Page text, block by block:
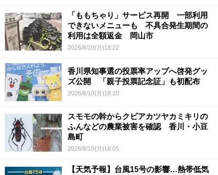
「ももちゃり」サービス再開 一部利用
できないメニューも 不具合発生期間の
利用は全額返金 岡山市
2026/8/10(月)18:22
香川県知事選の投票率アップへ啓発グッ
ズ公開 「親子投票記念証」も初配布
2026/8/10(月)18:20
スモモの幹からクビアカツヤカミキリの
ふんなどの農業被害を確認 香川・小豆
島町
2026/8/10(月)18:05
【天気予報】台風15号の影響…熱帯低気